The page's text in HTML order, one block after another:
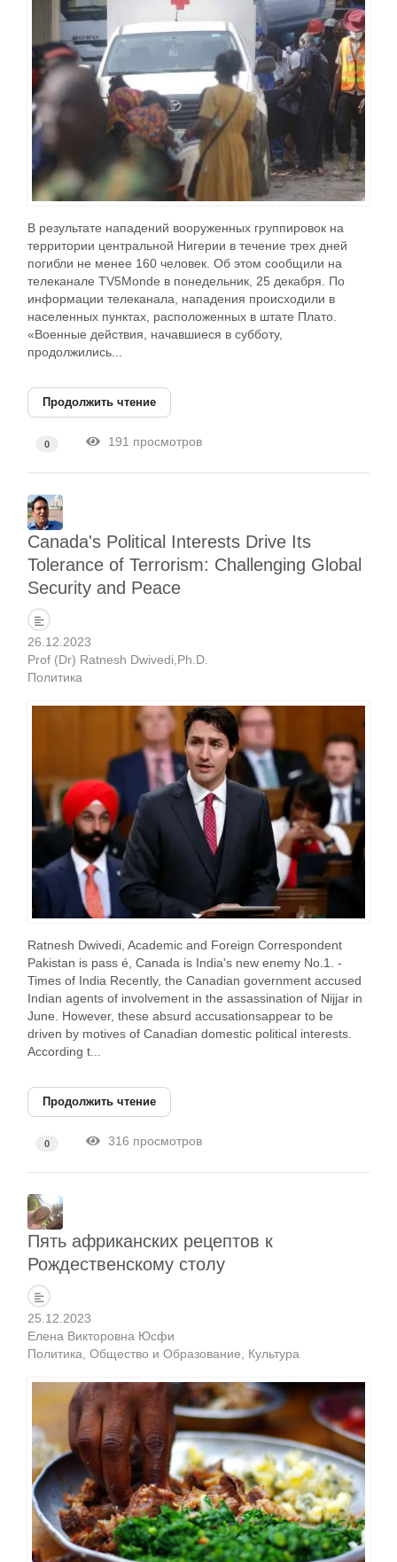
В результате нападений вооруженных группировок на
территории центральной Нигерии в течение трех дней
погибли не менее 160 человек. Об этом сообщили на
телеканале TV5Monde в понедельник, 25 декабря. По
информации телеканала, нападения происходили в
населенных пунктах, расположенных в штате Плато.
«Военные действия, начавшиеся в субботу,
продолжились...
Продолжить чтение
0 191 просмотров
Canada's Political Interests Drive Its
Tolerance of Terrorism: Challenging Global
Security and Peace
26.12.2023
Prof (Dr) Ratnesh Dwivedi,Ph.D.
Политика
Ratnesh Dwivedi, Academic and Foreign Correspondent
Pakistan is pass é, Canada is India's new enemy No.1. -
Times of India Recently, the Canadian government accused
Indian agents of involvement in the assassination of Nijjar in
June. However, these absurd accusationsappear to be
driven by motives of Canadian domestic political interests.
According t...
Продолжить чтение
0 316 просмотров
Пять африканских рецептов к
Рождественскому столу
25.12.2023
Елена Викторовна Юсфи
Политика Общество и Образование Культура